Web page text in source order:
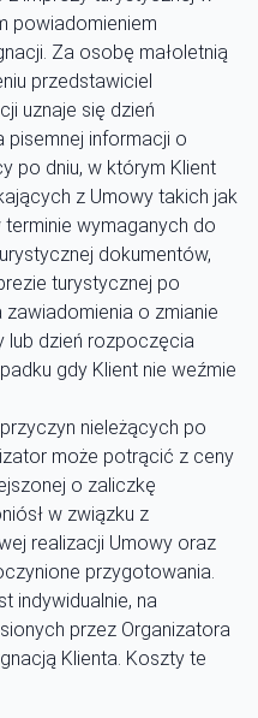
powiadomieniem
Za osobę małoletnią
przedstawiciel
uznaje się dzień
pisemnej informacji o
po dniu, w którym Klient
z Umowy takich jak
wymaganych do
dokumentów,
turystycznej po
o zmianie
lub dzień rozpoczęcia
gdy Klient nie weźmie
nieleżących po
może potrącić z ceny
o zaliczkę
w związku z
realizacji Umowy oraz
przygotowania.
indywidualnie, na
przez Organizatora
Klienta. Koszty te